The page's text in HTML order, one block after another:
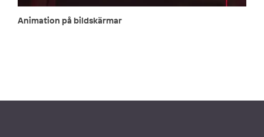
Animation på bildskärmar